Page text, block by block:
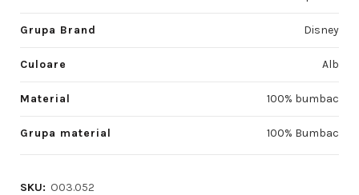
Grupa Brand Disney
Culoare Alb
Material 100% bumbac
Grupa material 100% Bumbac
SKU: O03.052